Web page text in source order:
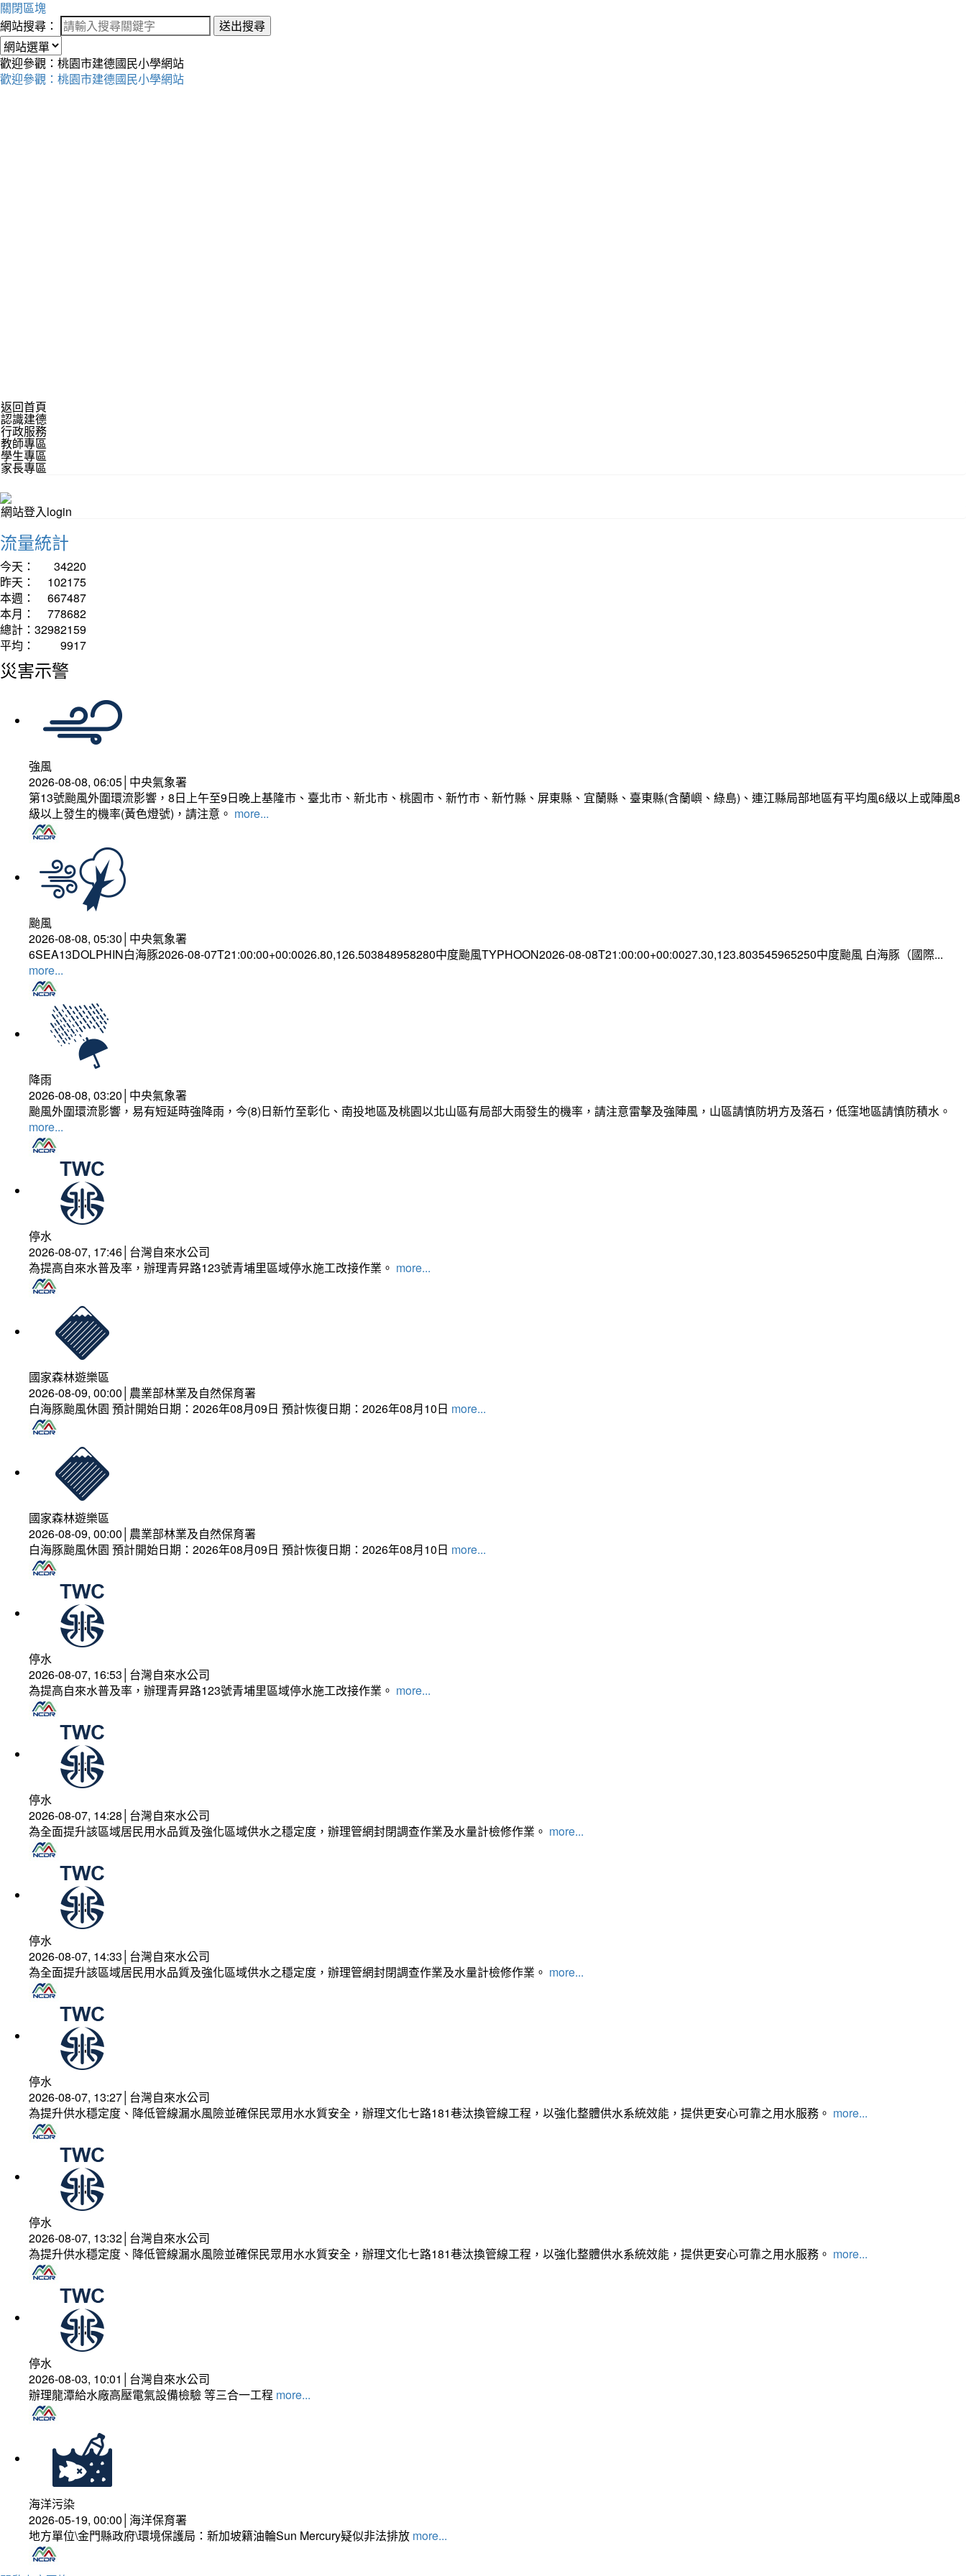
關閉區塊
網站搜尋：
送出搜尋
歡迎參觀：桃園市建德國民小學網站
歡迎參觀：桃園市建德國民小學網站
返回首頁
認識建德
行政服務
教師專區
學生專區
家長專區
網站登入login
流量統計
今天：
34220
昨天：
102175
本週：
667487
本月：
778682
總計： 32982159
平均：
9917
災害示警
強風
2026-08-08, 06:05│中央氣象署
第13號颱風外圍環流影響，8日上午至9日晚上基隆市、臺北市、新北市、桃園市、新竹市、新竹縣、屏東縣、宜蘭縣、臺東縣(含蘭嶼、綠島)、連江縣局部地區有平均風6級以上或陣風8
級以上發生的機率(黃色燈號)，請注意。 more...
颱風
2026-08-08, 05:30│中央氣象署
6SEA13DOLPHIN白海豚2026-08-07T21:00:00+00:0026.80,126.503848958280中度颱風TYPHOON2026-08-08T21:00:00+00:0027.30,123.803545965250中度颱風 白海豚（國際...
more...
降雨
2026-08-08, 03:20│中央氣象署
颱風外圍環流影響，易有短延時強降雨，今(8)日新竹至彰化、南投地區及桃園以北山區有局部大雨發生的機率，請注意雷擊及強陣風，山區請慎防坍方及落石，低窪地區請慎防積水。
more...
停水
2026-08-07, 17:46│台灣自來水公司
為提高自來水普及率，辦理青昇路123號青埔里區域停水施工改接作業。 more...
國家森林遊樂區
2026-08-09, 00:00│農業部林業及自然保育署
白海豚颱風休園 預計開始日期：2026年08月09日 預計恢復日期：2026年08月10日 more...
國家森林遊樂區
2026-08-09, 00:00│農業部林業及自然保育署
白海豚颱風休園 預計開始日期：2026年08月09日 預計恢復日期：2026年08月10日 more...
停水
2026-08-07, 16:53│台灣自來水公司
為提高自來水普及率，辦理青昇路123號青埔里區域停水施工改接作業。 more...
停水
2026-08-07, 14:28│台灣自來水公司
為全面提升該區域居民用水品質及強化區域供水之穩定度，辦理管網封閉調查作業及水量計檢修作業。 more...
停水
2026-08-07, 14:33│台灣自來水公司
為全面提升該區域居民用水品質及強化區域供水之穩定度，辦理管網封閉調查作業及水量計檢修作業。 more...
停水
2026-08-07, 13:27│台灣自來水公司
為提升供水穩定度、降低管線漏水風險並確保民眾用水水質安全，辦理文化七路181巷汰換管線工程，以強化整體供水系統效能，提供更安心可靠之用水服務。 more...
停水
2026-08-07, 13:32│台灣自來水公司
為提升供水穩定度、降低管線漏水風險並確保民眾用水水質安全，辦理文化七路181巷汰換管線工程，以強化整體供水系統效能，提供更安心可靠之用水服務。 more...
停水
2026-08-03, 10:01│台灣自來水公司
辦理龍潭給水廠高壓電氣設備檢驗 等三合一工程 more...
海洋污染
2026-05-19, 00:00│海洋保育署
地方單位\金門縣政府\環境保護局：新加坡籍油輪Sun Mercury疑似非法排放 more...